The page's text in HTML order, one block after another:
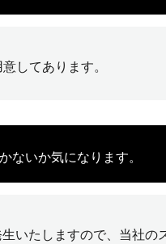
してあります。
ないか気になります。
いたしますので、当社